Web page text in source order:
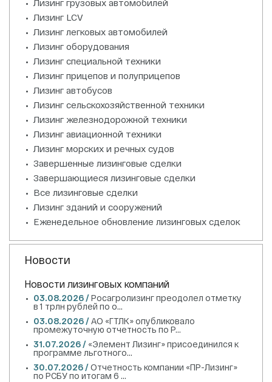
Лизинг грузовых автомобилей
Лизинг LCV
Лизинг легковых автомобилей
Лизинг оборудования
Лизинг специальной техники
Лизинг прицепов и полуприцепов
Лизинг автобусов
Лизинг сельскохозяйственной техники
Лизинг железнодорожной техники
Лизинг авиационной техники
Лизинг морских и речных судов
Завершенные лизинговые сделки
Завершающиеся лизинговые сделки
Все лизинговые сделки
Лизинг зданий и сооружений
Еженедельное обновление лизинговых сделок
Новости
Новости лизинговых компаний
03.08.2026 /Росагролизинг преодолел отметку
в 1 трлн рублей по о...
03.08.2026 /АО «ГТЛК» опубликовало
промежуточную отчетность по Р...
31.07.2026 / «Элемент Лизинг» присоединился к
программе льготного...
30.07.2026 /Отчетность компании «ПР-Лизинг»
по РСБУ по итогам 6 ...